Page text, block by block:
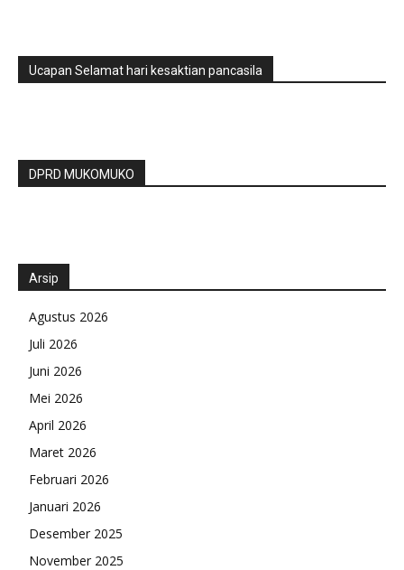
Ucapan Selamat hari kesaktian pancasila
DPRD MUKOMUKO
Arsip
Agustus 2026
Juli 2026
Juni 2026
Mei 2026
April 2026
Maret 2026
Februari 2026
Januari 2026
Desember 2025
November 2025